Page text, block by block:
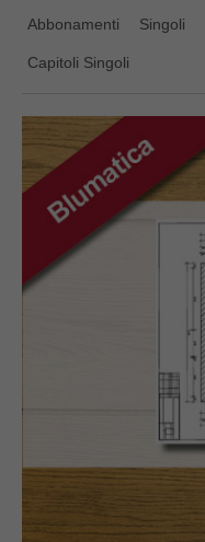
Abbonamenti Singoli
Capitoli Singoli